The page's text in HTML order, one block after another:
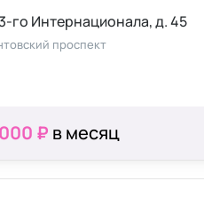
гo Интернационала, д. 45
проспект
₽ в месяц